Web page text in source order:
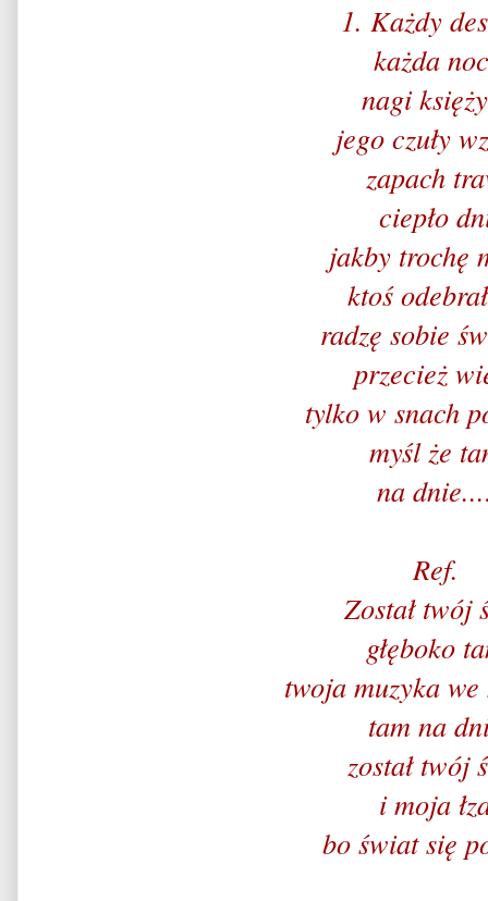
1. Każdy
każda
nagi
jego czuły
zapach
ciepło
jakby trochę
ktoś
radzę sobie
przecież
tylko w snach
myśl że
na
Ref.
Został twój
głęboko
twoja muzyka
tam na
został twój
i moja
bo świat się